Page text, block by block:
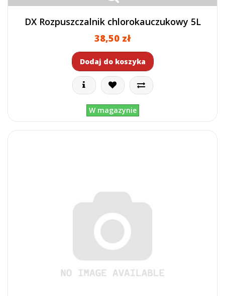
DX Rozpuszczalnik chlorokauczukowy 5L
38,50 zł
Dodaj do koszyka
W magazynie